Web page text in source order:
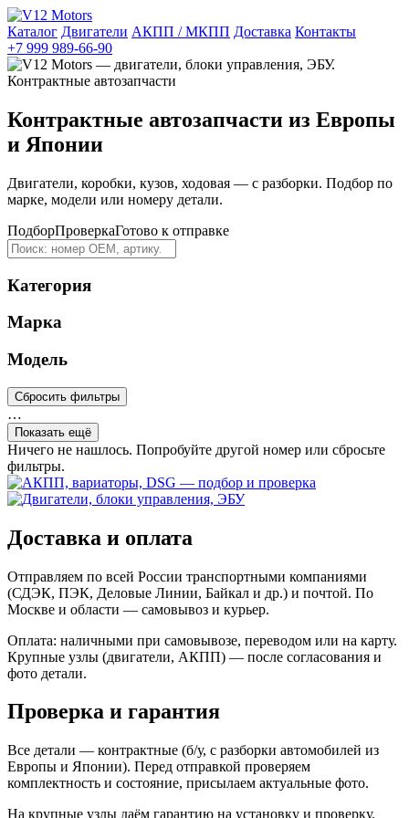
Каталог Двигатели АКПП / МКПП Доставка Контакты
+7 999 989-66-90
Контрактные автозапчасти из Европы
и Японии
Двигатели, коробки, кузов, ходовая — с разборки. Подбор по
марке, модели или номеру детали.
ПодборПроверкаГотово к отправке
Категория
Марка
Модель
Сбросить фильтры
…
Показать ещё
Ничего не нашлось. Попробуйте другой номер или сбросьте
фильтры.
Доставка и оплата
Отправляем по всей России транспортными компаниями
(СДЭК, ПЭК, Деловые Линии, Байкал и др.) и почтой. По
Москве и области — самовывоз и курьер.
Оплата: наличными при самовывозе, переводом или на карту.
Крупные узлы (двигатели, АКПП) — после согласования и
фото детали.
Проверка и гарантия
Все детали — контрактные (б/у, с разборки автомобилей из
Европы и Японии). Перед отправкой проверяем
комплектность и состояние, присылаем актуальные фото.
На крупные узлы даём гарантию на установку и проверку.